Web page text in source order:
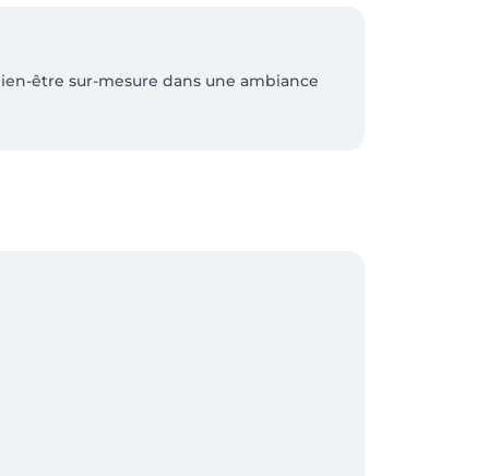
être sur-mesure dans une ambiance